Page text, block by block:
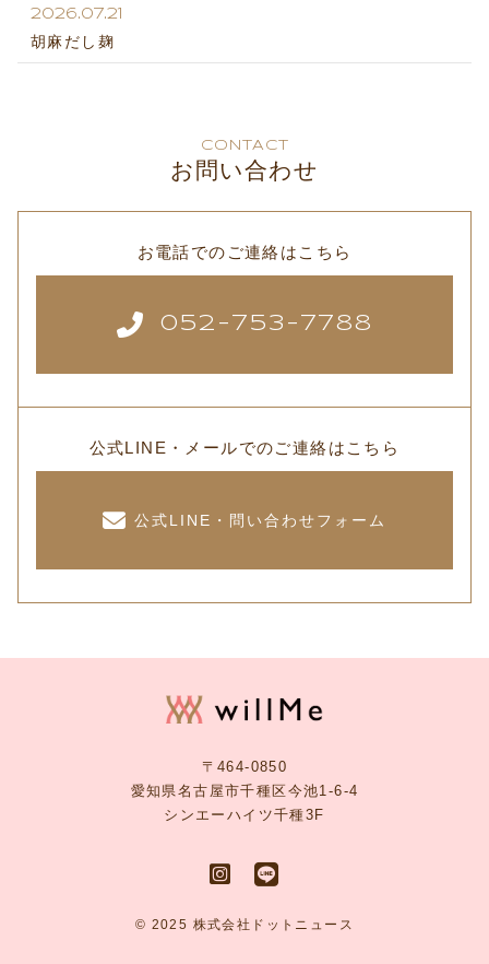
2026.07.21
胡麻だし麹
CONTACT
お問い合わせ
お電話でのご連絡はこちら
052-753-7788
公式LINE・メールでのご連絡はこちら
公式LINE・問い合わせフォーム
〒464-0850
愛知県名古屋市千種区今池1-6-4
シンエーハイツ千種3F
© 2025 株式会社ドットニュース